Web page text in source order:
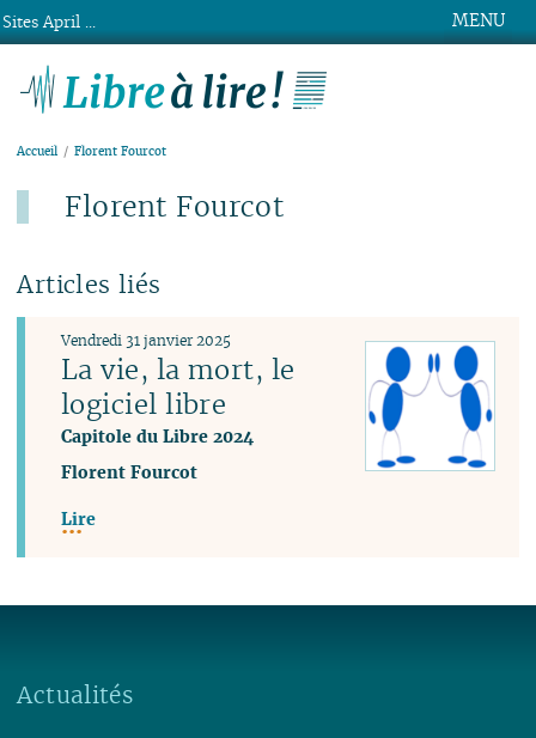
MENU
Accueil Florent Fourcot
Florent Fourcot
Articles liés
La vie, la mort, le
logiciel libre
Capitole du Libre 2024
Vendredi 31 janvier 2025
Florent Fourcot
Lire
Actualités
Sites April ...